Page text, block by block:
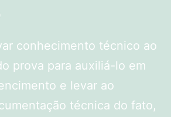
conhecimento técnico ao
prova para auxiliá-lo em
e levar ao
técnica do fato,